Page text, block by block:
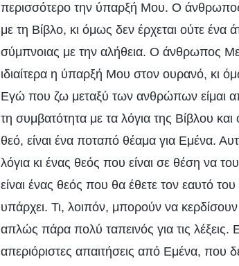
περισσότερο την ύπαρξή Μου. Ο άνθρωπος
με τη Βίβλο, κι όμως δεν έρχεται ούτε
σύμπνοιας με την αλήθεια. Ο άνθρωπος
ιδιαίτερα η ύπαρξή Μου στον ουρανό, κι
Εγώ που ζω μεταξύ των ανθρώπων είμαι
τη συμβατότητα με τα λόγια της Βίβλου
θεό, είναι ένα ποταπό θέαμα για Εμένα.
λόγια κι ένας θεός που είναι σε θέση να
είναι ένας θεός που θα έθετε τον εαυτό
υπάρχει. Τι, λοιπόν, μπορούν να
απλώς πάρα πολύ ταπεινός για τις λέξεις.
απεριόριστες απαιτήσεις από Εμένα, που